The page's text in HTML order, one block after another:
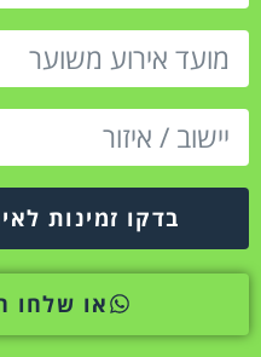
בדקו זמינות
או שלחו